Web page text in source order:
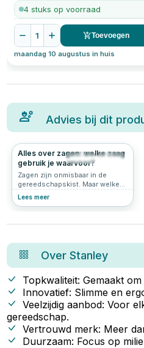
4 stuks op voorraad
1 Toevoegen
maandag 10 augustus in huis
Advies bij dit
992 2.0
Alles over zagen: welke zaag
gebruik je waarvoor?
Zagen zijn onmisbaar in de
gereedschapskist. Maar welke
zagen zijn er precies, en welke
gasbeton. In dit artikel ontdek je
een overzicht van de
belangrijkste soorten zagen en
leer je precies waarvoor je ze
gebruikt, zodat je altijd de juiste
keuze maakt voor jouw project.
Lees meer
OverStanley
Topkwaliteit: Gemaakt
Innovatief: Slimme en
Veelzijdig aanbod: Voor
gereedschap.
Vertrouwd merk: Meer
Duurzaam: Focus op